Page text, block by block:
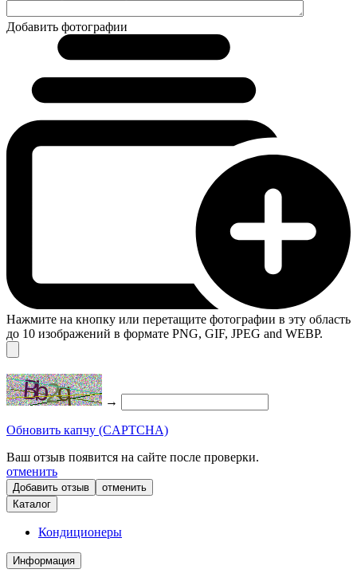
Добавить фотографии
Нажмите на кнопку или перетащите фотографии в эту область
до 10 изображений в формате PNG, GIF, JPEG and WEBP.
→
Обновить капчу (CAPTCHA)
Ваш отзыв появится на сайте после проверки.
отменить
отменить
Каталог
Кондиционеры
Информация